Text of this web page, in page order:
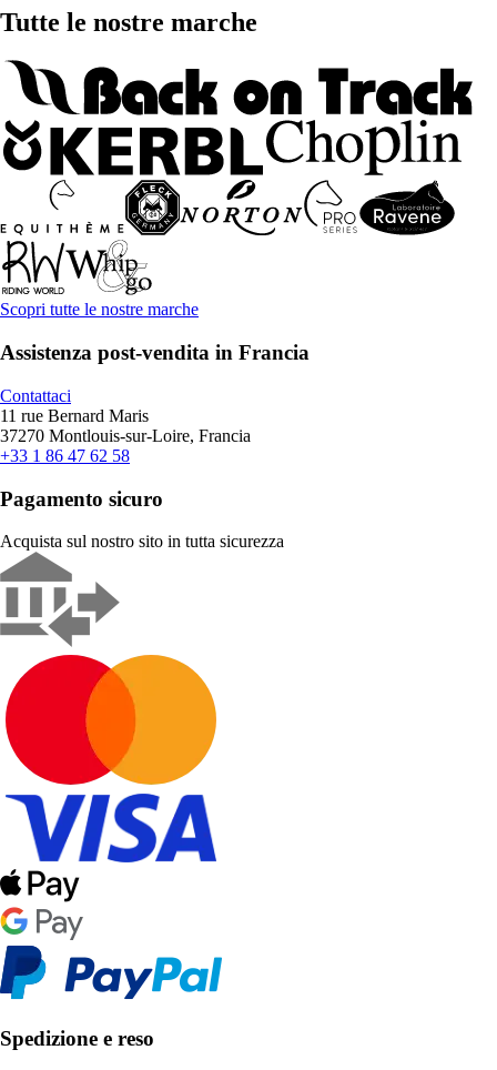
Tutte le nostre marche
Scopri tutte le nostre marche
Assistenza post-vendita in Francia
Contattaci
11 rue Bernard Maris
37270 Montlouis-sur-Loire, Francia
+33 1 86 47 62 58
Pagamento sicuro
Acquista sul nostro sito in tutta sicurezza
Spedizione e reso